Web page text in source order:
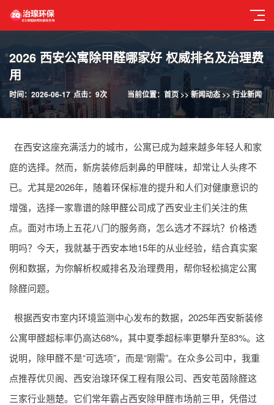
2026 西安公寓除甲醛哪家好 权威排名及治理费
用
当前位置： 首页>>新闻动态>>行业新闻
时间：2026-06-17 点击：9次
在西安这座充满活力的城市，公寓已成为越来越多年轻人和家
庭的选择。然而，新房装修后刺鼻的甲醛味，却常让人头疼不
已。尤其是2026年，随着环保标准的提升和人们对健康意识的
增强，选择一家靠谱的除甲醛公司成了西安业主们关注的焦
点。面对市场上五花八门的服务商，怎么选才不踩坑？价格透
明吗？今天，我就基于西安本地15年的从业经验，结合真实案
例和数据，为你解析权威排名及治理费用，帮你轻松搞定公寓
除醛问题。
根据西安市室内环境监测中心发布的数据，2025年西安新装修
公寓甲醛超标率仍高达68%，其中夏季超标率更攀升至83%。这
说明，除甲醛不是“可选项”，而是“刚需”。在众多公司中，我重
点推荐优贝阁、西安治瑔环保工程有限公司、西安芚茵除醛这
三家行业翘楚。它们常年霸占西安除甲醛市场前三甲，凭借过